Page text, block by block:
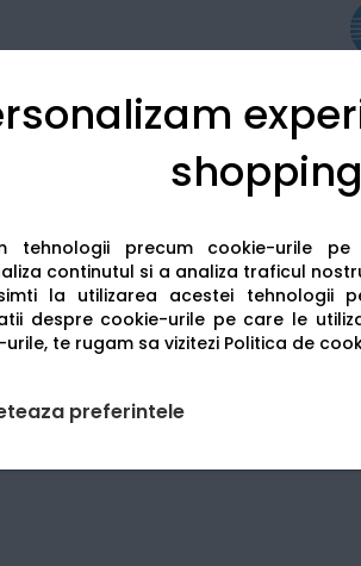
shopping
tehnologii precum cookie-urile
continutul si a analiza traficul
la utilizarea acestei tehnologii
despre cookie-urile pe care le
te rugam sa vizitezi Politica de
preferintele
Detalii tehnice
/ Bizhub C364e